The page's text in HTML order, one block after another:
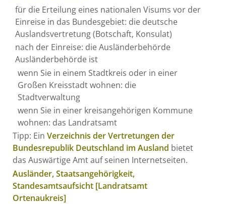
für die Erteilung eines nationalen Visums vor der
Einreise in das Bundesgebiet: die deutsche
Auslandsvertretung (Botschaft, Konsulat)
nach der Einreise: die Ausländerbehörde
Ausländerbehörde ist
wenn Sie in einem Stadtkreis oder in einer
Großen Kreisstadt wohnen: die
Stadtverwaltung
wenn Sie in einer kreisangehörigen Kommune
wohnen: das Landratsamt
Tipp: Ein Verzeichnis der Vertretungen der
Bundesrepublik Deutschland im Ausland bietet
das Auswärtige Amt auf seinen Internetseiten.
Ausländer, Staatsangehörigkeit,
Standesamtsaufsicht [Landratsamt
Ortenaukreis]